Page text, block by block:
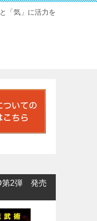
「気」に活力を
第2弾 発売